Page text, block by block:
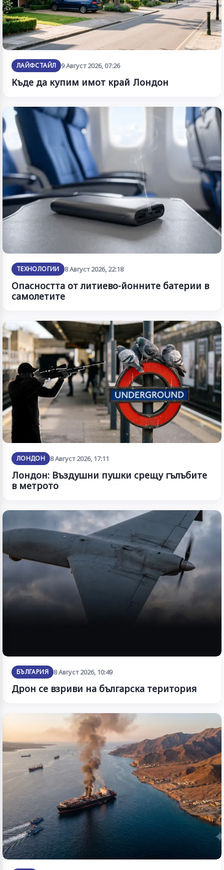
ЛАЙФСТАЙЛ 9 Август 2026, 07:26
Къде да купим имот край Лондон
ТЕХНОЛОГИИ 8 Август 2026, 22:18
Опасността от литиево-йонните батерии в
самолетите
ЛОНДОН 8 Август 2026, 17:11
Лондон: Въздушни пушки срещу гълъбите
в метрото
БЪЛГАРИЯ 8 Август 2026, 10:49
Дрон се взриви на българска територия